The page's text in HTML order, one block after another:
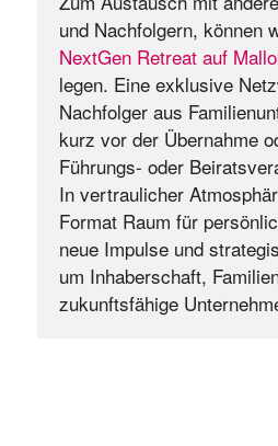
NextGen Retreat auf
legen. Eine exklusive
Nachfolger aus
kurz vor der Übernahme
Führungs- oder
In vertraulicher
Format Raum für
neue Impulse und
um Inhaberschaft,
zukunftsfähige